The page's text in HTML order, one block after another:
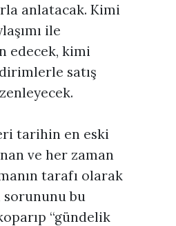
anlatacak. Kimi
ile
edecek, kimi
satış
tarihin en eski
ve her zaman
tarafı olarak
sorununu bu
“gündelik